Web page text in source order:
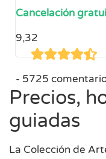
9,32
5725
Cancelación
Precios,
guiadas
La Colección de